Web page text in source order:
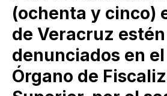
(ochenta y cinco)
de Veracruz estén
denunciados en el
Órgano de